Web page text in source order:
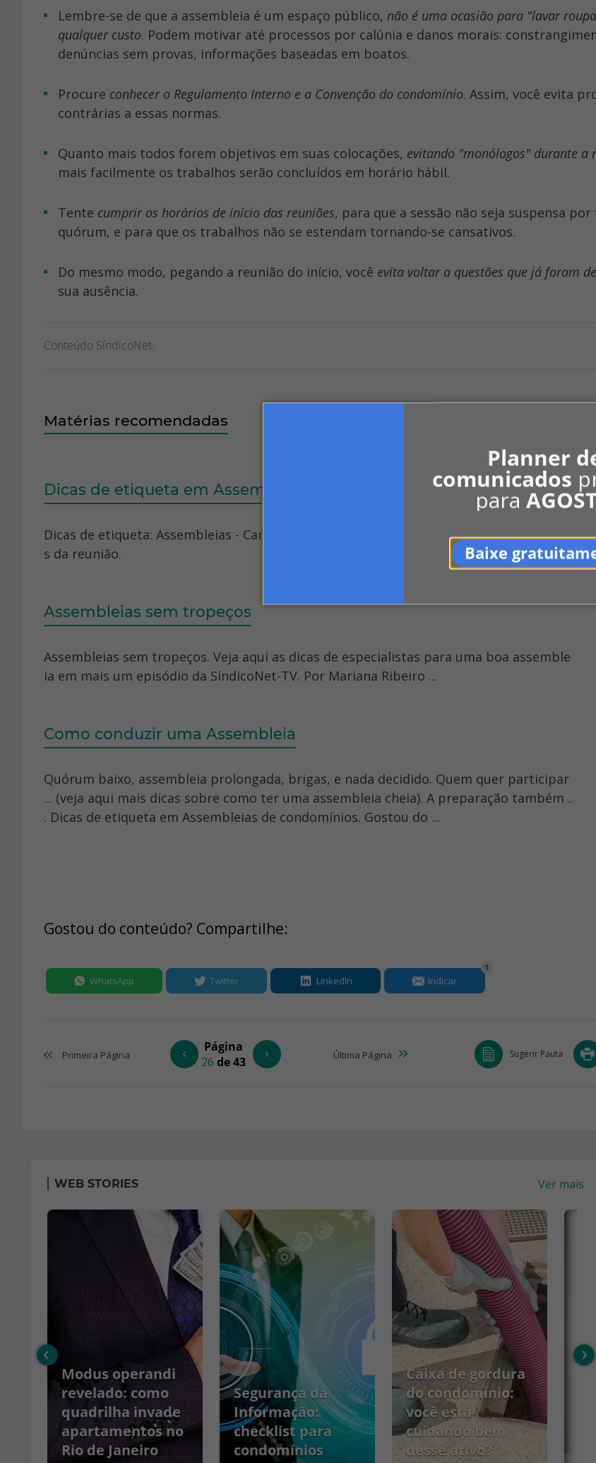
Planner
comunicados
para
Baixe
Lembre-se de que a assembleia é um espaço público, não é uma ocasião para "lavar
qualquer custo. Podem motivar até processos por calúnia e danos morais:
denúncias sem provas, informações baseadas em boatos.
Procure conhecer o Regulamento Interno e a Convenção do condomínio. Assim, você evita
contrárias a essas normas.
Quanto mais todos forem objetivos em suas colocações, evitando "monólogos" durante a
mais facilmente os trabalhos serão concluídos em horário hábil.
Tente cumprir os horários de início das reuniões, para que a sessão não seja suspensa
quórum, e para que os trabalhos não se estendam tornando-se cansativos.
Do mesmo modo, pegando a reunião do início, você evita voltar a questões que já foram
sua ausência.
Conteúdo SíndicoNet.
Matérias recomendadas
Dicas de etiqueta em Assembleias de condomínios
Dicas de etiqueta: Assembleias - Cartilha com noções de boa postura aos participante
s da reunião.
Assembleias sem tropeços
Assembleias sem tropeços. Veja aqui as dicas de especialistas para uma boa assemble
ia em mais um episódio da SíndicoNet-TV. Por Mariana Ribeiro ...
Como conduzir uma Assembleia
Quórum baixo, assembleia prolongada, brigas, e nada decidido. Quem quer participar
... (veja aqui mais dicas sobre como ter uma assembleia cheia). A preparação também ..
. Dicas de etiqueta em Assembleias de condomínios. Gostou do ...
Gostou do conteúdo? Compartilhe:
WhatsApp Twitter LinkedIn Indicar
1
Primeira Página
Página
26 de 43 Última Página Sugerir Pauta
WEB STORIES Ver mais
Modus operandi
revelado: como
quadrilha invade
apartamentos no
Rio de Janeiro
Segurança da
Informação:
checklist para
condomínios
Caixa de gordura
do condomínio:
você está
cuidando bem
desse ativo?
‹ ›